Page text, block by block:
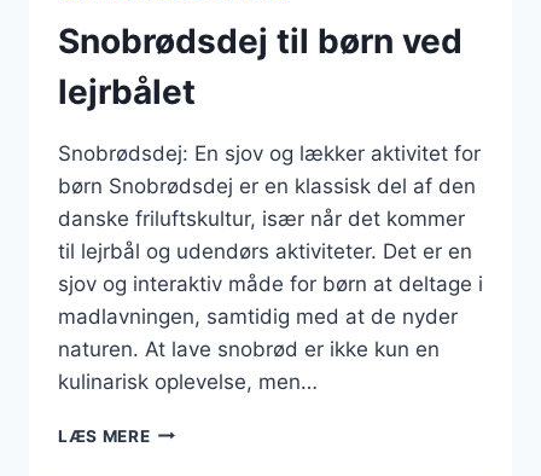
Snobrødsdej til børn ved
lejrbålet
Snobrødsdej: En sjov og lækker aktivitet for
børn Snobrødsdej er en klassisk del af den
danske friluftskultur, især når det kommer
til lejrbål og udendørs aktiviteter. Det er en
sjov og interaktiv måde for børn at deltage i
madlavningen, samtidig med at de nyder
naturen. At lave snobrød er ikke kun en
kulinarisk oplevelse, men…
LÆS MERESNOBRØDSDEJ